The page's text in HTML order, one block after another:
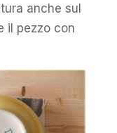
anche sul
il pezzo con